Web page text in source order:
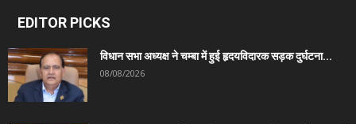
EDITOR PICKS
विधान सभा अध्यक्ष ने चम्बा में हुई हृदयविदारक सड़क दुर्घटना...
08/08/2026